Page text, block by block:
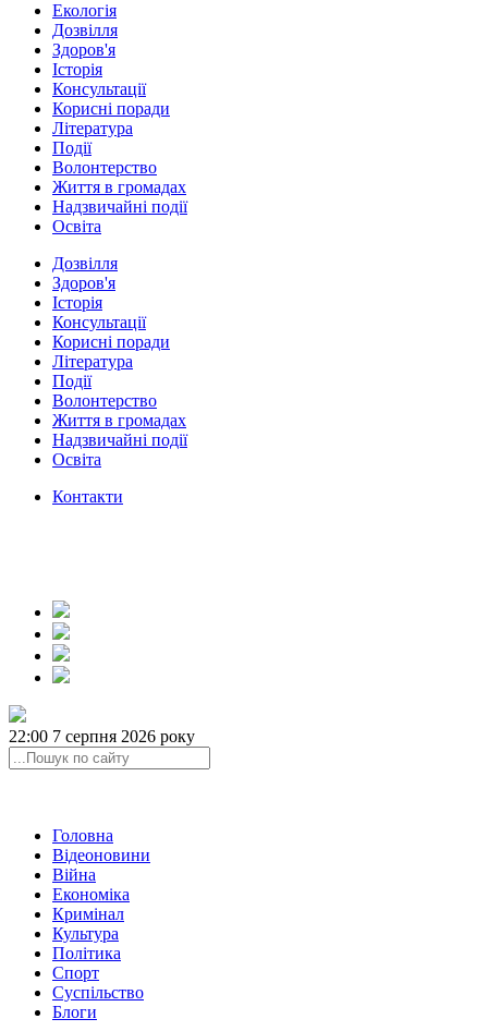
Екологія
Дозвілля
Здоров'я
Історія
Консультації
Корисні поради
Література
Події
Волонтерство
Життя в громадах
Надзвичайні події
Освіта
Дозвілля
Здоров'я
Історія
Консультації
Корисні поради
Література
Події
Волонтерство
Життя в громадах
Надзвичайні події
Освіта
Контакти
22:00 7 серпня 2026 року
Головна
Відеоновини
Війна
Економіка
Кримінал
Культура
Політика
Спорт
Суспільство
Блоги